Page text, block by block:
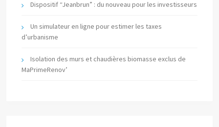
Dispositif “Jeanbrun” : du nouveau pour les investisseurs
Un simulateur en ligne pour estimer les taxes
d’urbanisme
Isolation des murs et chaudières biomasse exclus de
MaPrimeRenov’